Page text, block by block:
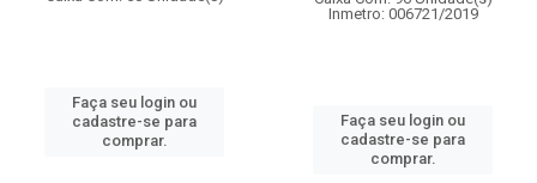
Faça seu login ou
cadastre-se para
comprar.
Inmetro: 006721/2019
Faça seu login ou
cadastre-se para
comprar.